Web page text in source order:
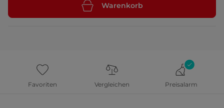
Warenkorb
Favoriten Vergleichen Preisalarm